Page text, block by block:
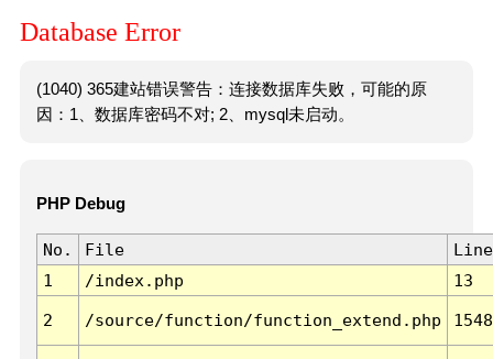
Database Error
(1040) 365建站错误警告：连接数据库失败，可能的原
因：1、数据库密码不对; 2、mysql未启动。
PHP Debug
No. File
Line
1
/index.php 13
2 /source/function/function_extend.php 1548